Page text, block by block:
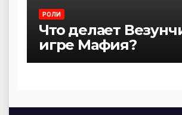
РОЛИ
Что делает
игре Мафия?